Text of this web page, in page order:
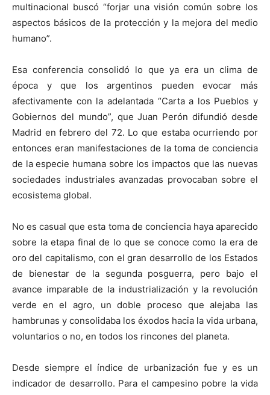
multinacional buscó “forjar una visión común sobre los
aspectos básicos de la protección y la mejora del medio
humano”.
Esa conferencia consolidó lo que ya era un clima de
época y que los argentinos pueden evocar más
afectivamente con la adelantada “Carta a los Pueblos y
Gobiernos del mundo”, que Juan Perón difundió desde
Madrid en febrero del 72. Lo que estaba ocurriendo por
entonces eran manifestaciones de la toma de conciencia
de la especie humana sobre los impactos que las nuevas
sociedades industriales avanzadas provocaban sobre el
ecosistema global.
No es casual que esta toma de conciencia haya aparecido
sobre la etapa final de lo que se conoce como la era de
oro del capitalismo, con el gran desarrollo de los Estados
de bienestar de la segunda posguerra, pero bajo el
avance imparable de la industrialización y la revolución
verde en el agro, un doble proceso que alejaba las
hambrunas y consolidaba los éxodos hacia la vida urbana,
voluntarios o no, en todos los rincones del planeta.
Desde siempre el índice de urbanización fue y es un
indicador de desarrollo. Para el campesino pobre la vida